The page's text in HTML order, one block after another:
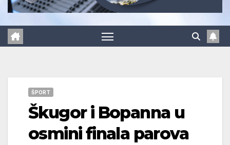
ŠPORT
Škugor i Bopanna u
osmini finala parova